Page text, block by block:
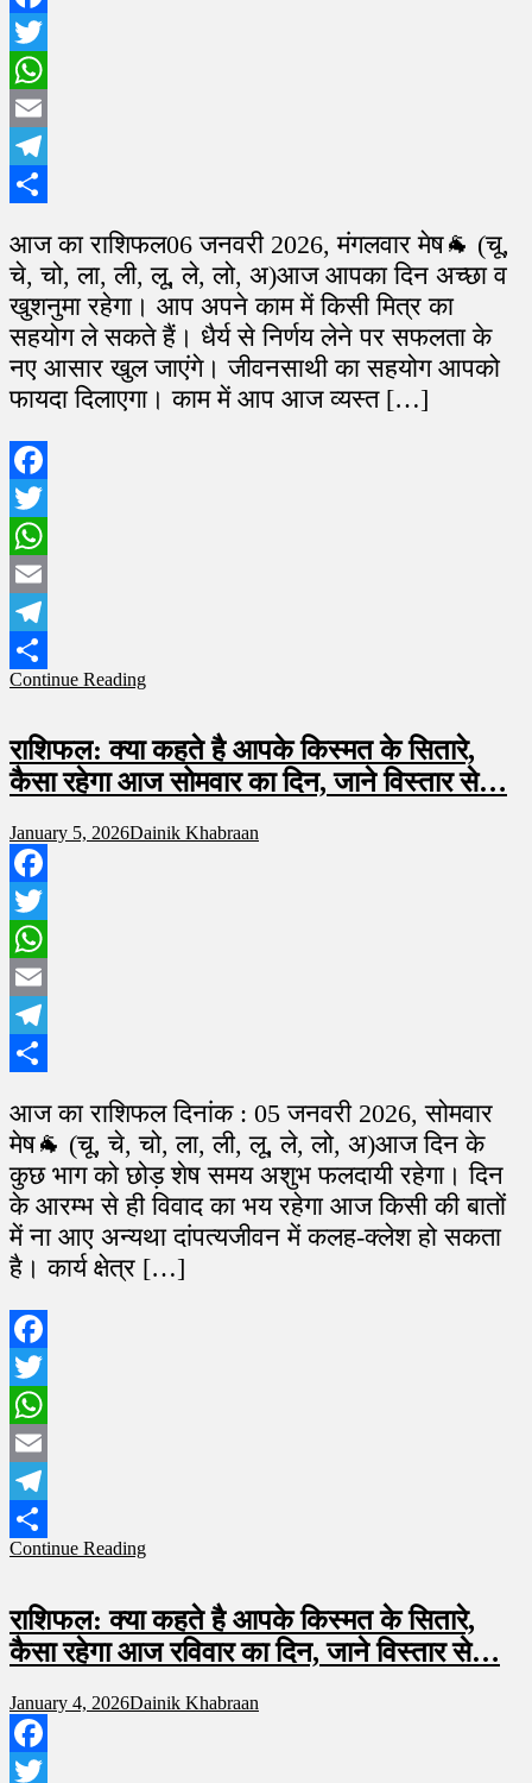
Facebook
Twitter
WhatsApp
Email
Telegram
आज का राशिफल06 जनवरी 2026, मंगलवार मेष🐐 (चू,
चे, चो, ला, ली, लू, ले, लो, अ)आज आपका दिन अच्छा व
खुशनुमा रहेगा। आप अपने काम में किसी मित्र का
सहयोग ले सकते हैं। धैर्य से निर्णय लेने पर सफलता के
नए आसार खुल जाएंगे। जीवनसाथी का सहयोग आपको
फायदा दिलाएगा। काम में आप आज व्यस्त […]
Facebook
Twitter
WhatsApp
Email
Telegram
Share
Continue Reading
राशिफल: क्या कहते है आपके किस्मत के सितारे,
कैसा रहेगा आज सोमवार का दिन, जाने विस्तार से…
January 5, 2026Dainik Khabraan
Facebook
Twitter
WhatsApp
Email
Telegram
आज का राशिफल दिनांक : 05 जनवरी 2026, सोमवार
मेष🐐 (चू, चे, चो, ला, ली, लू, ले, लो, अ)आज दिन के
कुछ भाग को छोड़ शेष समय अशुभ फलदायी रहेगा। दिन
के आरम्भ से ही विवाद का भय रहेगा आज किसी की बातों
में ना आए अन्यथा दांपत्यजीवन में कलह-क्लेश हो सकता
है। कार्य क्षेत्र […]
Facebook
Twitter
WhatsApp
Email
Telegram
Share
Continue Reading
राशिफल: क्या कहते है आपके किस्मत के सितारे,
कैसा रहेगा आज रविवार का दिन, जाने विस्तार से…
January 4, 2026Dainik Khabraan
Facebook